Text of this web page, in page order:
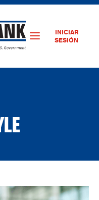
INICIAR
SESIÓN